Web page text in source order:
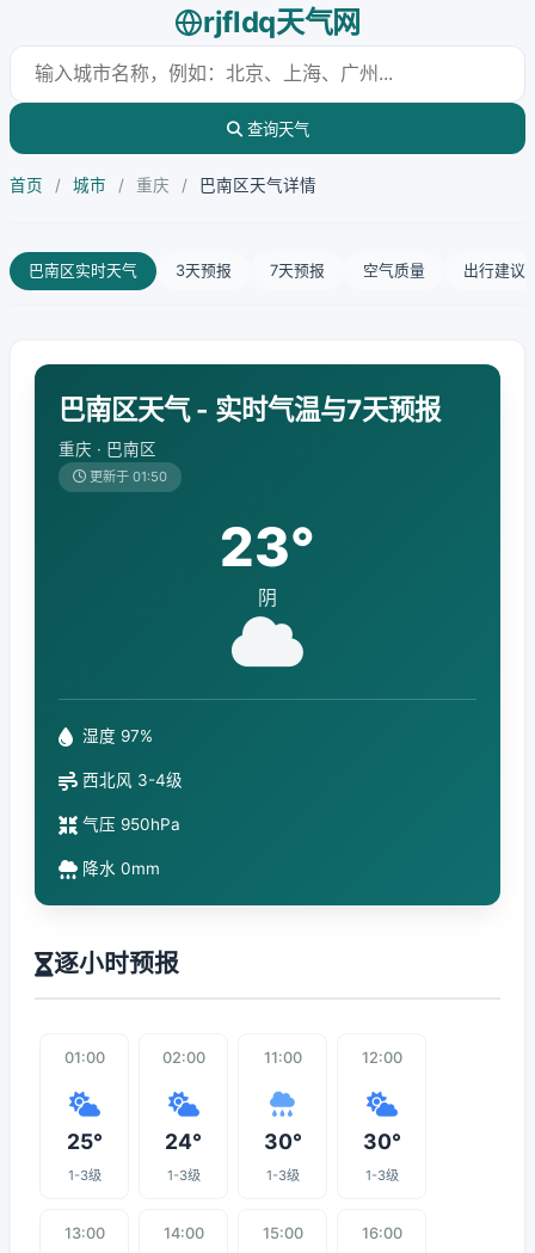
rjfldq天气网
查询天气
首页 / 城市 / 重庆 / 巴南区天气详情
巴南区实时天气 3天预报 7天预报 空气质量 出行建议
巴南区天气 - 实时气温与7天预报
重庆 · 巴南区
更新于 01:50
23°
阴
湿度 97%
西北风 3-4级
气压 950hPa
降水 0mm
逐小时预报
01:00
25°
1-3级
02:00
24°
1-3级
11:00
30°
1-3级
12:00
30°
1-3级
13:00 14:00 15:00 16:00